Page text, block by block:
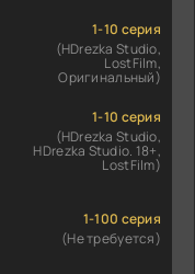
1-10 серия
(HDrezka Studio,
LostFilm,
Оригинальный)
1-10 серия
(HDrezka Studio,
HDrezka Studio. 18+,
LostFilm)
1-100 серия
(Не требуется)